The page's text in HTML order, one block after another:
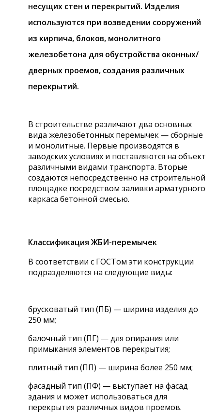
несущих стен и перекрытий. Изделия
используются при возведении сооружений
из кирпича, блоков, монолитного
железобетона для обустройства оконных/
дверных проемов, создания различных
перекрытий.
В строительстве различают два основных
вида железобетонных перемычек — сборные
и монолитные. Первые производятся в
заводских условиях и поставляются на объект
различными видами транспорта. Вторые
создаются непосредственно на строительной
площадке посредством заливки арматурного
каркаса бетонной смесью.
Классификация ЖБИ-перемычек
В соответствии с ГОСТом эти конструкции
подразделяются на следующие виды:
брусковатый тип (ПБ) — ширина изделия до
250 мм;
балочный тип (ПГ) — для опирания или
примыкания элементов перекрытия;
плитный тип (ПП) — ширина более 250 мм;
фасадный тип (ПФ) — выступает на фасад
здания и может использоваться для
перекрытия различных видов проемов.